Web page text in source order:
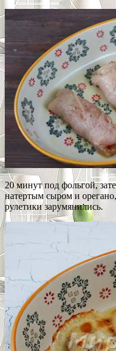
20 минут под фольгой,
натертым сыром и
рулетики зарумянились.